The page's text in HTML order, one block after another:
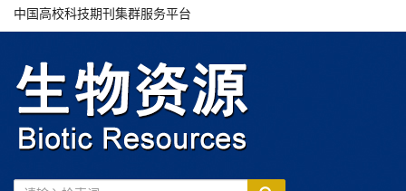
中国高校科技期刊集群服务平台